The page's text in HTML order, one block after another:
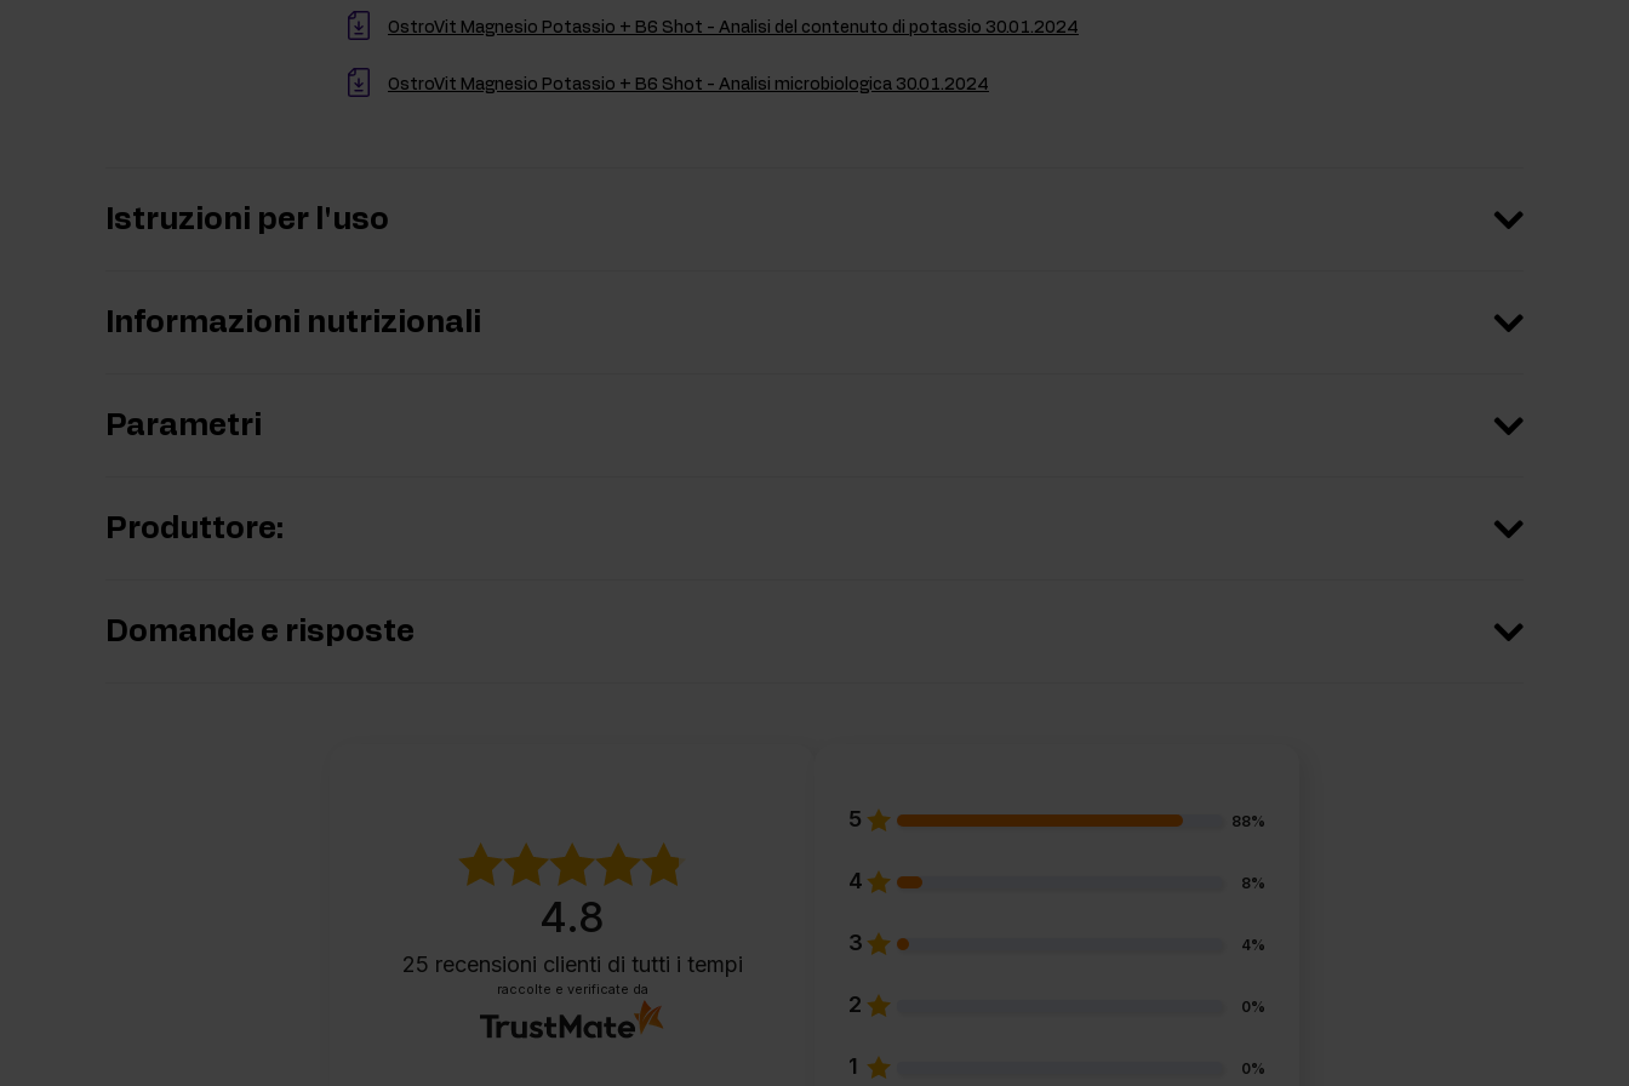
OstroVit Magnesio Potassio + B6 Shot - Analisi del contenuto di potassio 30.01.2024
OstroVit Magnesio Potassio + B6 Shot - Analisi microbiologica 30.01.2024
Istruzioni per l'uso
Informazioni nutrizionali
Parametri
Produttore:
Domande e risposte
4.8
25 recensioni clienti di tutti i tempi
raccolte e verificate da
5 88%
4 8%
3 4%
2 0%
1 0%